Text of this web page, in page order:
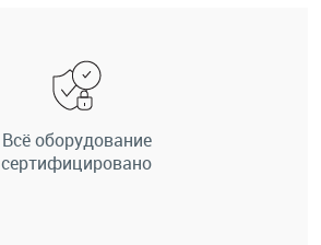
Всё оборудование
сертифицировано